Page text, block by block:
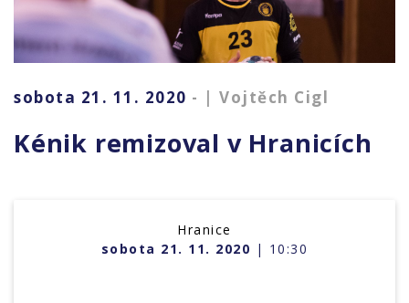
sobota 21. 11. 2020 - | Vojtěch Cigl
Kénik remizoval v Hranicích
Hranice
sobota 21. 11. 2020 | 10:30